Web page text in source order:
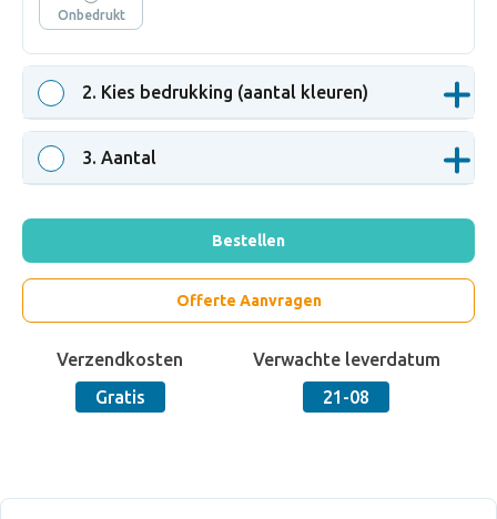
Onbedrukt
2. Kies bedrukking (aantal kleuren)
3. Aantal
Bestellen
Offerte Aanvragen
Verzendkosten
Gratis
Verwachte leverdatum
21-08